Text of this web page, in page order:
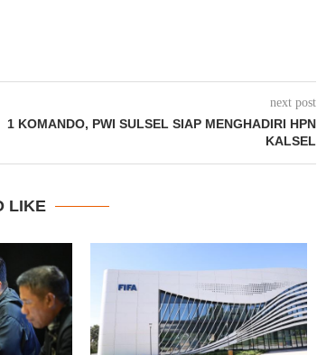
next post
1 KOMANDO, PWI SULSEL SIAP MENGHADIRI HPN
KALSEL
LIKE